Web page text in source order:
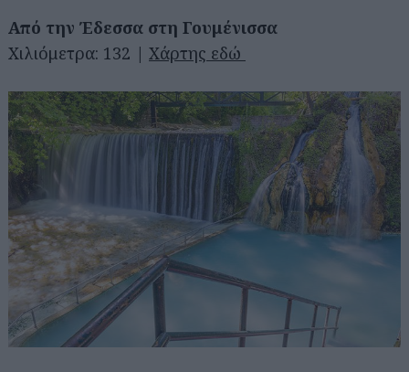
Από την Έδεσσα στη Γουμένισσα
Χιλιόμετρα: 132 | Χάρτης εδώ